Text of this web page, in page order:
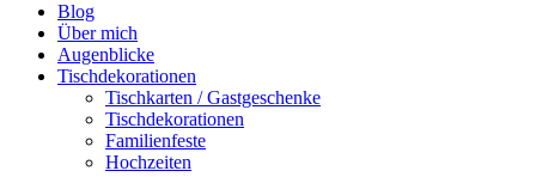
Blog
Über mich
Augenblicke
Tischdekorationen
Tischkarten / Gastgeschenke
Tischdekorationen
Familienfeste
Hochzeiten